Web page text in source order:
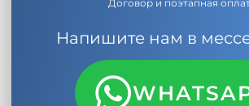
Договор и поэтапная
Напишите нам в